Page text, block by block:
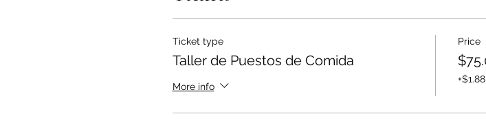
Ticket type
Taller de Puestos de Comida
More info
Price